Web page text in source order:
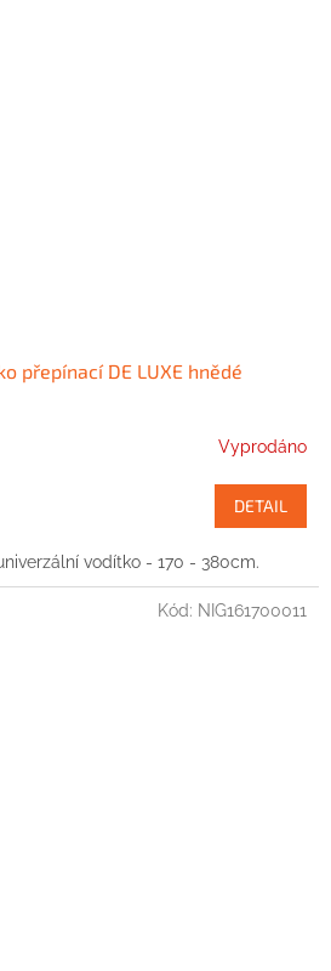
přepínací DE LUXE hnědé
Vyprodáno
DETAIL
vodítko - 170 - 380cm.
Kód: NIG161700011